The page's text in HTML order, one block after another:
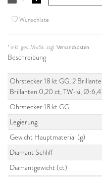
Wunschliste
* inkl. ges. MwSt. zzgl.Versandkosten
Beschreibung
Ohrstecker 18 kt GG, 2
Brillanten 0,20 ct, TW-si, Ø:6,4
Ohrstecker 18 kt GG
Legierung
Gewicht Hauptmaterial (g)
Diamant Schliff
Diamantgewicht (ct)